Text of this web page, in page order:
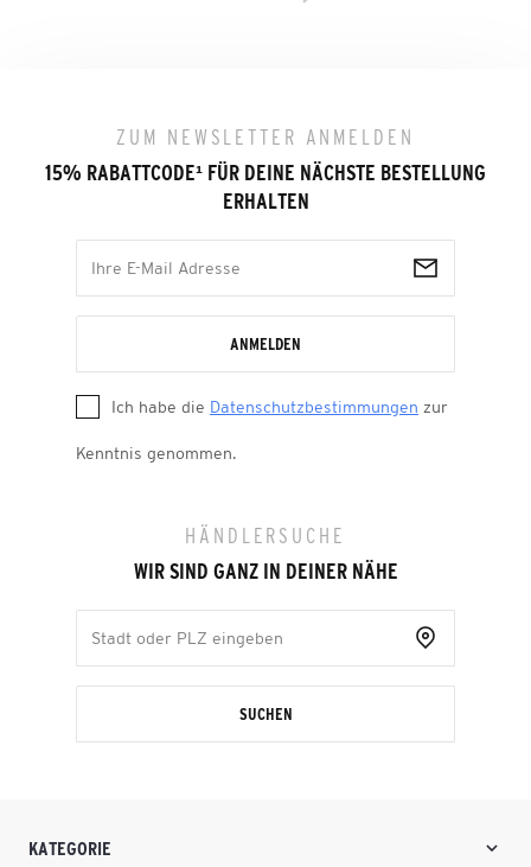
ZUM NEWSLETTER ANMELDEN
15% RABATTCODE¹ FÜR DEINE NÄCHSTE BESTELLUNG
ERHALTEN
ANMELDEN
Ich habe die Datenschutzbestimmungen zur
Kenntnis genommen.
HÄNDLERSUCHE
WIR SIND GANZ IN DEINER NÄHE
SUCHEN
KATEGORIE